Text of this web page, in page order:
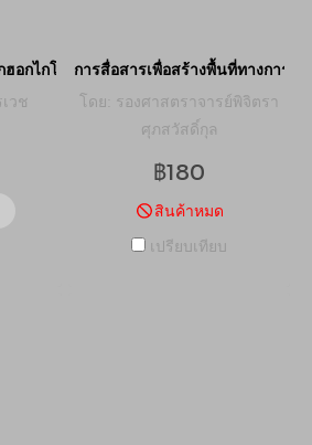
อกไกโดสู่เมืองไทย
วช
การสื่อสารเพื่อสร้างพื้นที่ทางการ
โดย: รองศาสตราจารย์พิจิตรา
ศุภสวัสดิ์กุล
฿180
สินค้าหมด
เปรียบเทียบ